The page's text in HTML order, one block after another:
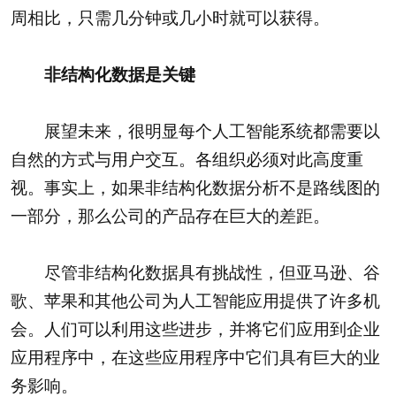
周相比，只需几分钟或几小时就可以获得。
非结构化数据是关键
展望未来，很明显每个人工智能系统都需要以
自然的方式与用户交互。各组织必须对此高度重
视。事实上，如果非结构化数据分析不是路线图的
一部分，那么公司的产品存在巨大的差距。
尽管非结构化数据具有挑战性，但亚马逊、谷
歌、苹果和其他公司为人工智能应用提供了许多机
会。人们可以利用这些进步，并将它们应用到企业
应用程序中，在这些应用程序中它们具有巨大的业
务影响。